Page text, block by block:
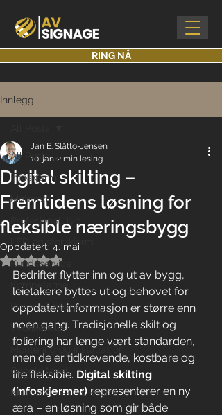
RING NÅ
Innlegg
All Posts
Infoskjerm
Møterom
Profesjonell lyd
LED og storskjerm
Kundeservice
Kompetanse
Priser og finansiering
Vedlikehold
Montering og installasjon
Google Meet
Microsoft Teams Rooms
Digital skilting –
Fremtidens løsning for
fleksible næringsbygg
Jan E. Slåtto-Jensen
10. jan.2 min lesing
Oppdatert: 4. mai
Gitt NaN av 5 stjerner.
Bedrifter flytter inn og ut av bygg,
leietakere byttes ut og behovet for
oppdatert informasjon er større enn
noen gang. Tradisjonelle skilt og
foliering har lenge vært standarden,
men de er tidkrevende, kostbare og
lite fleksible. Digital skilting
(infoskjermer) representerer en ny
æra – en løsning som gir både